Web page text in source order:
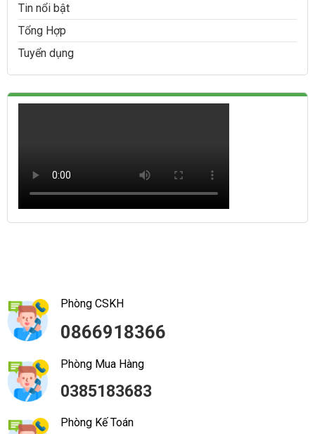
Tin nổi bật
Tổng Hợp
Tuyển dụng
Phòng CSKH
0866918366
Phòng Mua Hàng
0385183683
Phòng Kế Toán